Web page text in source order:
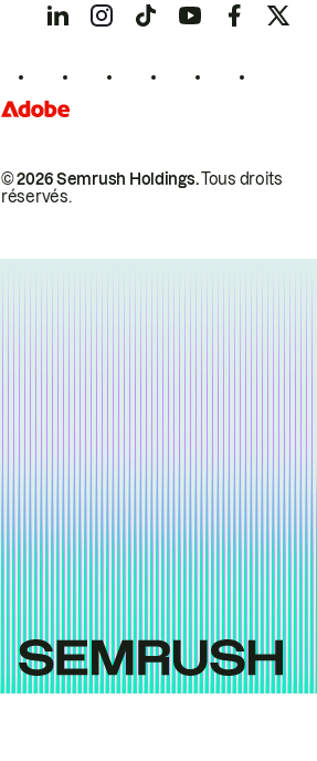
© 2026 Semrush Holdings.Tous droits
réservés.